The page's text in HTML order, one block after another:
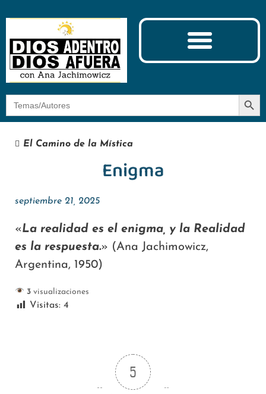
Botón
El Camino de la Mística
Enigma
septiembre 21, 2025
«La realidad es el enigma, y la Realidad
es la respuesta.» (Ana Jachimowicz,
Argentina, 1950)
3visualizaciones
Visitas: 4
5